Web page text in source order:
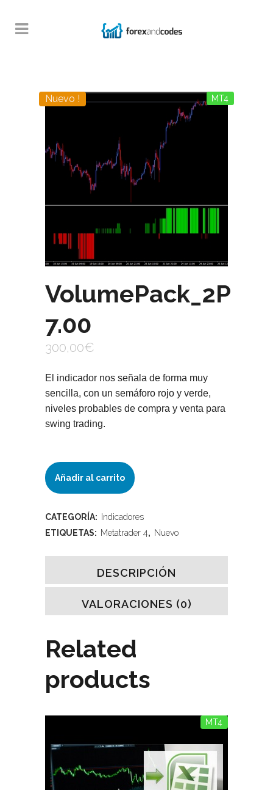
Nuevo ! MT4
VolumePack_2P
7.00
300,00€
El indicador nos señala de forma muy
sencilla, con un semáforo rojo y verde,
niveles probables de compra y venta para
swing trading.
VolumePack_2P
7.00
quantity
Añadir al carrito
CATEGORÍA:
Indicadores
ETIQUETAS: Metatrader 4, Nuevo
DESCRIPCIÓN
VALORACIONES (0)
Related
products
MT4